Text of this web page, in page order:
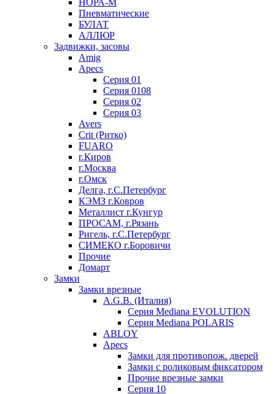
НОРА-М
Пневматические
БУЛАТ
АЛЛЮР
Задвижки, засовы
Amig
Apecs
Серия 01
Серия 0108
Серия 02
Серия 03
Avers
Crit (Ритко)
FUARO
г.Киров
г.Москва
г.Омск
Делга, г.С.Петербург
КЭМЗ г.Ковров
Металлист г.Кунгур
ПРОСАМ, г.Рязань
Ригель, г.С.Петербург
СИМЕКО г.Боровичи
Прочие
Домарт
Замки
Замки врезные
A.G.B. (Италия)
Серия Mediana EVOLUTION
Серия Mediana POLARIS
ABLOY
Apecs
Замки для противопож. дверей
Замки с роликовым фиксатором
Прочие врезные замки
Серия 10